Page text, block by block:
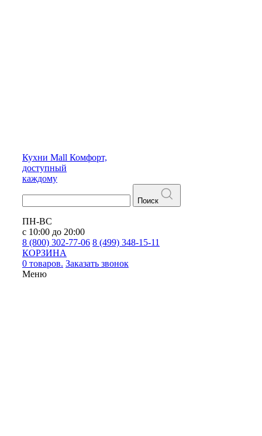
Кухни Mall Комфорт,
доступный
каждому
Поиск
ПН-ВС
с 10:00 до 20:00
8 (800) 302-77-06 8 (499) 348-15-11
КОРЗИНА
0 товаров. Заказать звонок
Меню